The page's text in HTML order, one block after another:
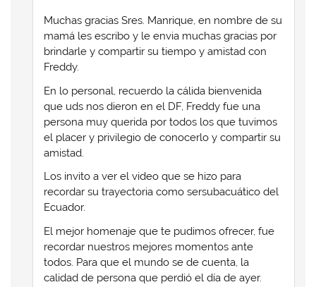
Muchas gracias Sres. Manrique, en nombre de su
mamá les escribo y le envia muchas gracias por
brindarle y compartir su tiempo y amistad con
Freddy.
En lo personal, recuerdo la cálida bienvenida
que uds nos dieron en el DF, Freddy fue una
persona muy querida por todos los que tuvimos
el placer y privilegio de conocerlo y compartir su
amistad.
Los invito a ver el video que se hizo para
recordar su trayectoria como sersubacuático del
Ecuador.
El mejor homenaje que te pudimos ofrecer, fue
recordar nuestros mejores momentos ante
todos. Para que el mundo se de cuenta, la
calidad de persona que perdió el día de ayer.